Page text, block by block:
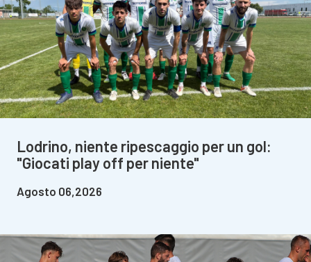
Lodrino, niente ripescaggio per un gol:
"Giocati play off per niente"
Agosto 06,2026